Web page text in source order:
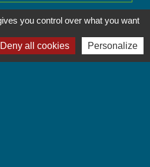
une erreur sur cette page
you control over what you want
Deny all cookies Personalize